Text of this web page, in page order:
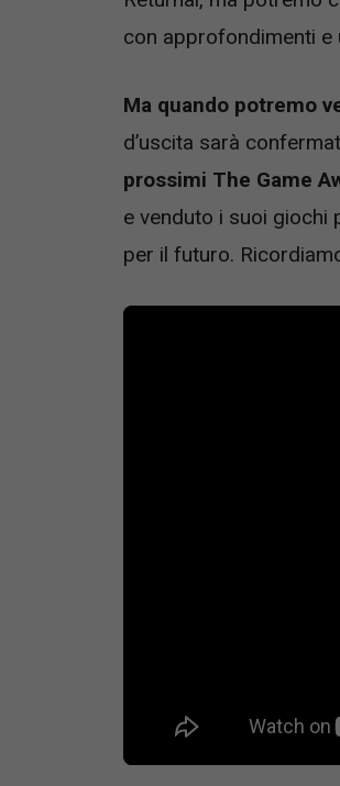
con approfondimenti e
Ma quando potremo
d’uscita sarà
prossimi The Game
e venduto i suoi giochi
per il futuro.